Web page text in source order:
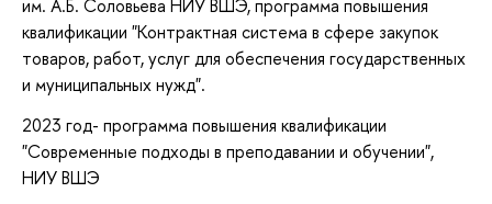
им. А.Б. Соловьева НИУ ВШЭ, программа повышения
квалификации "Контрактная система в сфере закупок
товаров, работ, услуг для обеспечения государственных
и муниципальных нужд".
2023 год- программа повышения квалификации
"Современные подходы в преподавании и обучении",
НИУ ВШЭ